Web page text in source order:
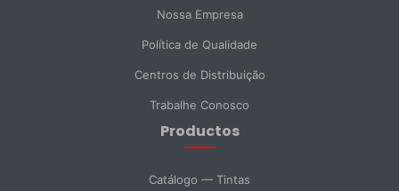
Nossa Empresa
Política de Qualidade
Centros de Distribuição
Trabalhe Conosco
Productos
Catálogo — Tintas